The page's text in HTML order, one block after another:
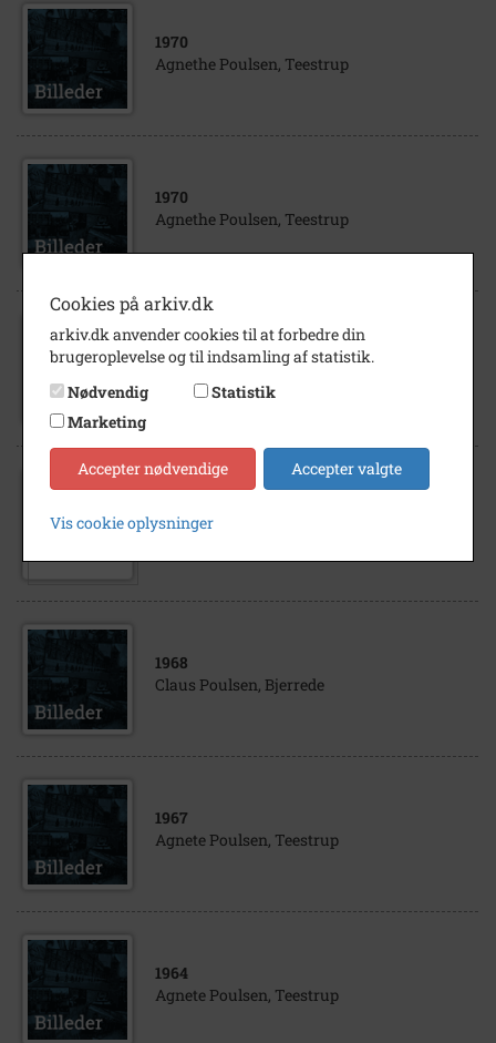
1970
Agnethe Poulsen, Teestrup
1970
Agnethe Poulsen, Teestrup
1963
Marius Poulsen, Frenderup
1968
Claus Poulsen, Bjerrede
1967
Agnete Poulsen, Teestrup
1964
Agnete Poulsen, Teestrup
Cookies på arkiv.dk
arkiv.dk anvender cookies til at forbedre din
brugeroplevelse og til indsamling af statistik.
Nødvendig
Statistik
Marketing
Accepter nødvendige Accepter valgte
Vis cookie oplysninger